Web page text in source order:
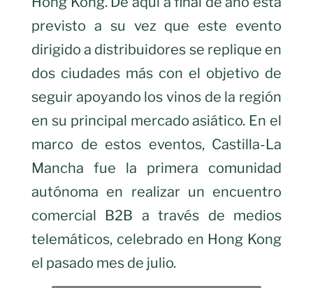
previsto a su vez que este evento
dirigido a distribuidores se replique en
dos ciudades más con el objetivo de
seguir apoyando los vinos de la región
en su principal mercado asiático. En el
marco de estos eventos, Castilla-La
Mancha fue la primera comunidad
autónoma en realizar un encuentro
comercial B2B a través de medios
telemáticos, celebrado en Hong Kong
el pasado mes de julio.